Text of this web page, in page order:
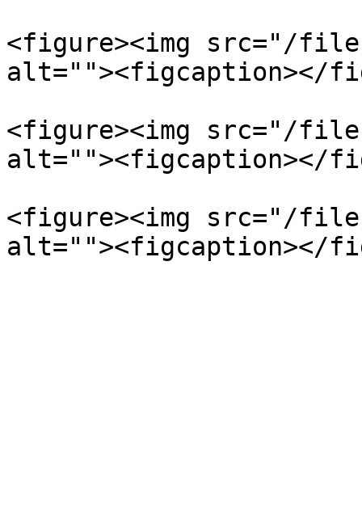
<figure><img src="/
alt=""><figcaption></
<figure><img src="/files/
alt=""><figcaption></
<figure><img src="/files/